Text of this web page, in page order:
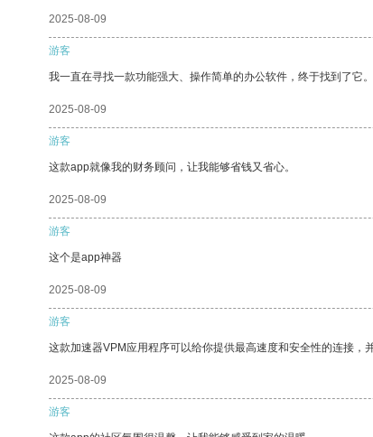
2025-08-09
游客
我一直在寻找一款功能强大、操作简单的办公软件，终于找到了它
2025-08-09
游客
这款app就像我的财务顾问，让我能够省钱又省心。
2025-08-09
游客
这个是app神器
2025-08-09
游客
这款加速器VPM应用程序可以给你提供最高速度和安全性的连接，
2025-08-09
游客